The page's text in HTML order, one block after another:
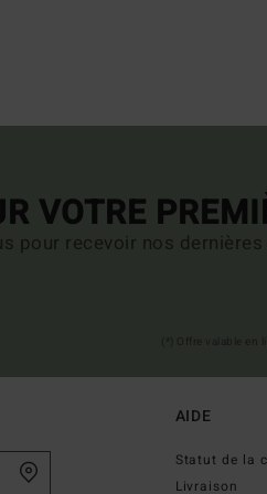
VOTRE
pour recevoir nos
AIDE
Statut de la
Livraison